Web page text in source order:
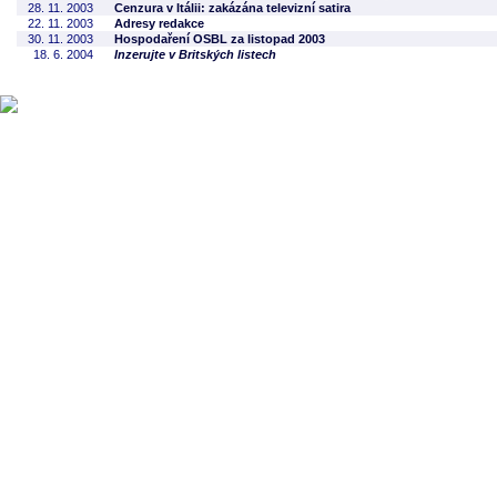
28. 11. 2003
Cenzura v Itálii: zakázána televizní satira
22. 11. 2003
Adresy redakce
30. 11. 2003
Hospodaření OSBL za listopad 2003
18. 6. 2004
Inzerujte v Britských listech